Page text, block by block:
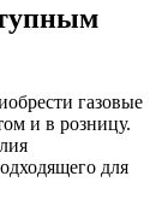
газовые
и в розницу.
для